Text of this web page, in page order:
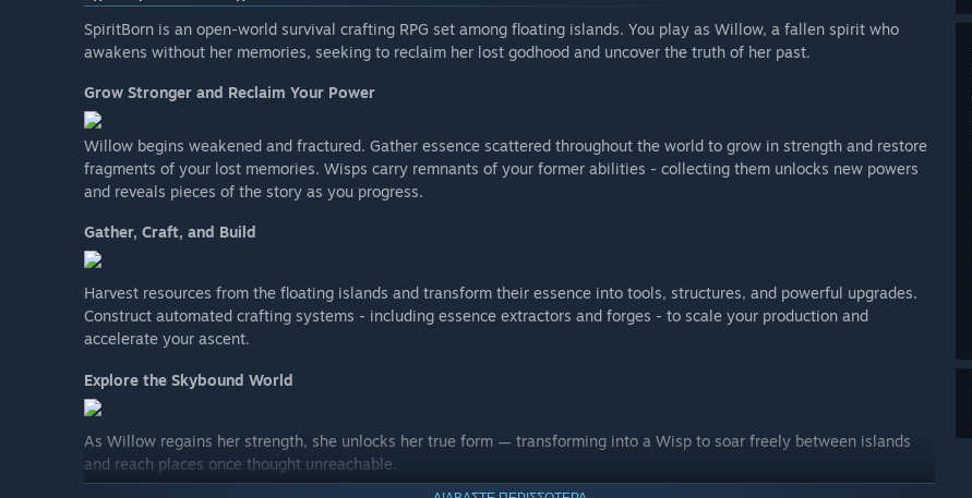
SpiritBorn is an open-world survival crafting RPG set among floating islands. You play as Willow, a fallen spirit who
awakens without her memories, seeking to reclaim her lost godhood and uncover the truth of her past.
Grow Stronger and Reclaim Your Power
Willow begins weakened and fractured. Gather essence scattered throughout the world to grow in strength and restore
fragments of your lost memories. Wisps carry remnants of your former abilities - collecting them unlocks new powers
and reveals pieces of the story as you progress.
Gather, Craft, and Build
Harvest resources from the floating islands and transform their essence into tools, structures, and powerful upgrades.
Construct automated crafting systems - including essence extractors and forges - to scale your production and
accelerate your ascent.
Explore the Skybound World
As Willow regains her strength, she unlocks her true form — transforming into a Wisp to soar freely between islands
and reach places once thought unreachable.